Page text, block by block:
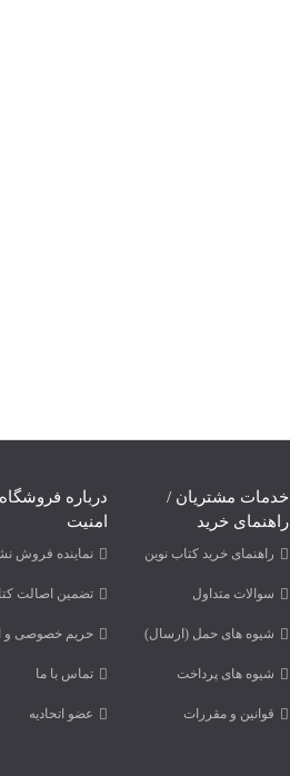
خدمات مشتریان /
راهنمای خرید
راهنمای خرید کتاب نوین
سوالات متداول
شیوه های حمل (ارسال)
شیوه های پرداخت
قوانین و مقررات
درباره
امنیت
نماینده فروش
تضمین اصالت
حریم خصوصی و
تماس با ما
عضو اتحادیه